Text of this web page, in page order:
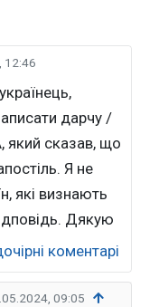
12:46
дарчу /
який сказав, що
Я не
які визнають
Дякую
коментарі
09:05